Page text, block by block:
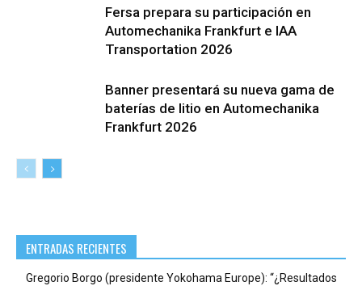
Fersa prepara su participación en
Automechanika Frankfurt e IAA
Transportation 2026
Banner presentará su nueva gama de
baterías de litio en Automechanika
Frankfurt 2026
ENTRADAS RECIENTES
Gregorio Borgo (presidente Yokohama Europe): “¿Resultados